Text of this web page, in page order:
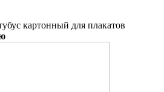
картонный для плакатов